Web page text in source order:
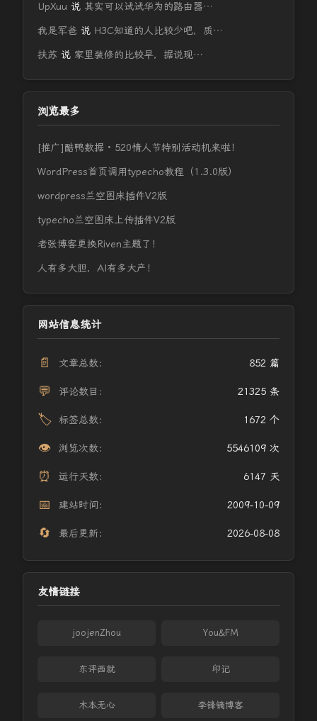
UpXuu 说 其实可以试试华为的路由器…
我是军爸 说 H3C知道的人比较少吧，质…
扶苏 说 家里装修的比较早，据说现…
浏览最多
[推广]酷鸭数据 · 520情人节特别活动机来啦！
WordPress首页调用typecho教程（1.3.0版）
wordpress兰空图床插件V2版
typecho兰空图床上传插件V2版
老张博客更换Riven主题了！
人有多大胆，AI有多大产！
网站信息统计
📄 文章总数： 852 篇
💬 评论数目： 21325 条
🏷️ 标签总数： 1672 个
👁️ 浏览次数： 5546109 次
⏰ 运行天数： 6147 天
📅 建站时间： 2009-10-09
🔄 最后更新： 2026-08-08
友情链接
joojenZhou You&FM
东评西就 印记
木本无心 李锋镝博客